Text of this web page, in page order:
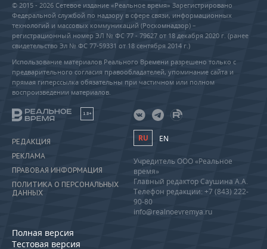
© 2015 - 2026 Сетевое издание «Реальное время» Зарегистрировано
Федеральной службой по надзору в сфере связи, информационных
технологий и массовых коммуникаций (Роскомнадзор) –
регистрационный номер ЭЛ № ФС 77 - 79627 от 18 декабря 2020 г. (ранее
свидетельство Эл № ФС 77-59331 от 18 сентября 2014 г.)
Использование материалов Реального Времени разрешено только с
предварительного согласия правообладателей, упоминание сайта и
прямая гиперссылка обязательны при частичном или полном
воспроизведении материалов.
18+
РЕДАКЦИЯ
РЕКЛАМА
ПРАВОВАЯ ИНФОРМАЦИЯ
ПОЛИТИКА О ПЕРСОНАЛЬНЫХ
ДАННЫХ
Полная версия
Тестовая версия
RU EN
Учредитель ООО «Реальное
время»
Главный редактор Саушина А.А.
Телефон редакции: +7 (843) 222-
90-80
info@realnoevremya.ru